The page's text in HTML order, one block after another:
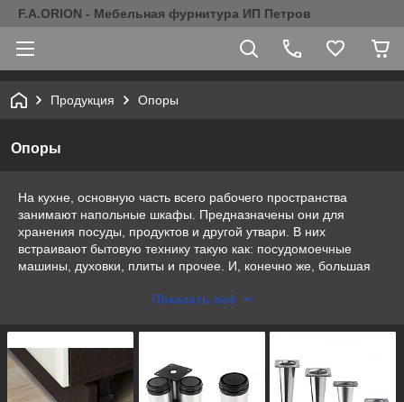
F.A.ORION - Мебельная фурнитура ИП Петров
Продукция Опоры
Опоры
На кухне, основную часть всего рабочего пространства
занимают напольные шкафы. Предназначены они для
хранения посуды, продуктов и другой утвари. В них
встраивают бытовую технику такую как: посудомоечные
машины, духовки, плиты и прочее. И, конечно же, большая
поверхности. Все эти требования к гарнитуру требуют его
регулирующие ножки для шкафов. Какие они бывают, в чем
их преимущество и как правильно выполнить их установку?
Показать всё